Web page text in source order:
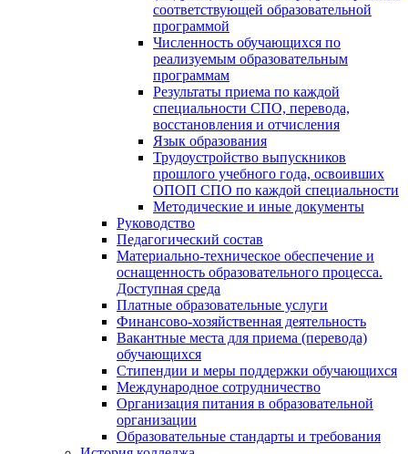
соответствующей образовательной
программой
Численность обучающихся по
реализуемым образовательным
программам
Результаты приема по каждой
специальности СПО, перевода,
восстановления и отчисления
Язык образования
Трудоустройство выпускников
прошлого учебного года, освоивших
ОПОП СПО по каждой специальности
Методические и иные документы
Руководство
Педагогический состав
Материально-техническое обеспечение и
оснащенность образовательного процесса.
Доступная среда
Платные образовательные услуги
Финансово-хозяйственная деятельность
Вакантные места для приема (перевода)
обучающихся
Стипендии и меры поддержки обучающихся
Международное сотрудничество
Организация питания в образовательной
организации
Образовательные стандарты и требования